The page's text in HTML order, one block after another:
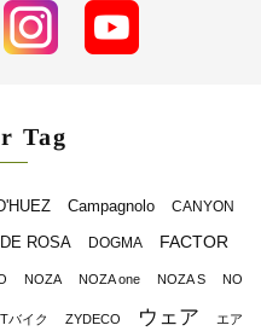
Tag
Campagnolo CANYON
DE ROSA DOGMA FACTOR
NOZA NOZA one NOZA S NO
バイク ZYDECO ウェア エア